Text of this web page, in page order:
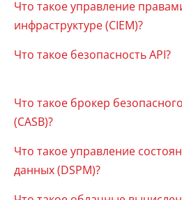
Что такое управление
инфраструктуре (CIEM)?
Что такое безопасность API?
Что такое брокер
(CASB)?
Что такое управление
данных (DSPM)?